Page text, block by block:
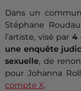
Dans un
Stéphane
l’artiste, visé par 4
une enquête
sexuelle, de
pour Johanna
compte X.